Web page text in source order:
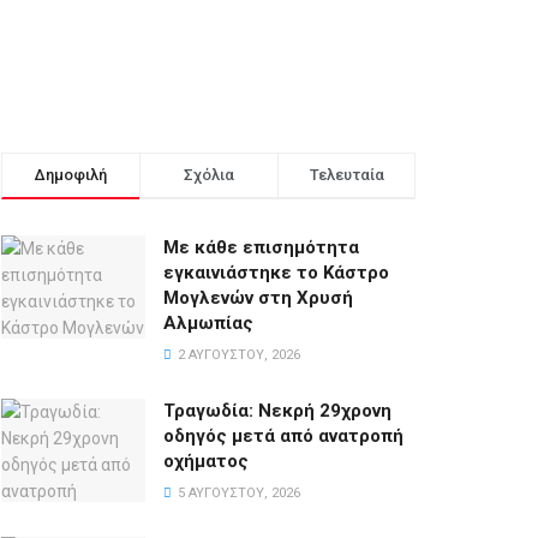
Δημοφιλή Σχόλια Τελευταία
Με κάθε επισημότητα
εγκαινιάστηκε το Κάστρο
Μογλενών στη Χρυσή
Αλμωπίας
2 ΑΥΓΟΎΣΤΟΥ, 2026
Τραγωδία: Νεκρή 29χρονη
οδηγός μετά από ανατροπή
οχήματος
5 ΑΥΓΟΎΣΤΟΥ, 2026